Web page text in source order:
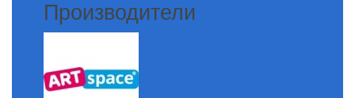
Производители